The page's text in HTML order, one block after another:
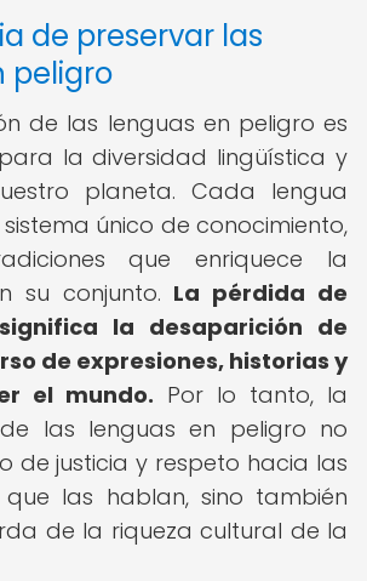
de preservar las
peligro
de las lenguas en peligro es
la diversidad lingüística y
planeta. Cada lengua
único de conocimiento,
que enriquece la
su conjunto. La pérdida de
la desaparición de
de expresiones, historias y
el mundo. Por lo tanto, la
las lenguas en peligro no
de justicia y respeto hacia las
las hablan, sino también
de la riqueza cultural de la